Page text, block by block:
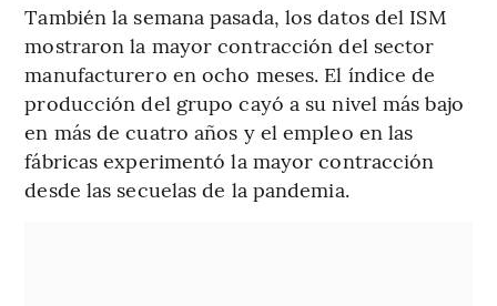
También la semana pasada, los datos del ISM
mostraron la mayor contracción del sector
manufacturero en ocho meses. El índice de
producción del grupo cayó a su nivel más bajo
en más de cuatro años y el empleo en las
fábricas experimentó la mayor contracción
desde las secuelas de la pandemia.